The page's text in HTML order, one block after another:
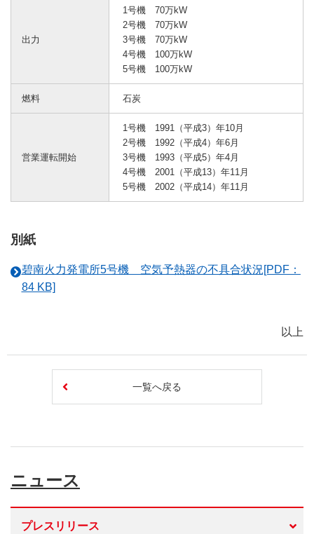
出力
1号機 70万kW
2号機 70万kW
3号機 70万kW
4号機 100万kW
5号機 100万kW
燃料 石炭
営業運転開始
1号機 1991（平成3）年10月
2号機 1992（平成4）年6月
3号機 1993（平成5）年4月
4号機 2001（平成13）年11月
5号機 2002（平成14）年11月
別紙
碧南火力発電所5号機 空気予熱器の不具合状況[PDF：
84 KB]
以上
一覧へ戻る
ニュース
プレスリリース